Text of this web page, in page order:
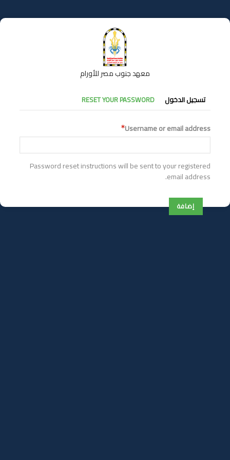
إلى
المحتوى
معهد جنوب مصر للأورام
التبويبات
الأساسية
تسجيل الدخول RESET YOUR PASSWORD
Username or email address
Password reset instructions will be sent to your registered
email address.